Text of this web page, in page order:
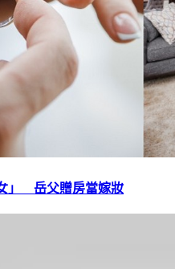
」 岳父贈房當嫁妝